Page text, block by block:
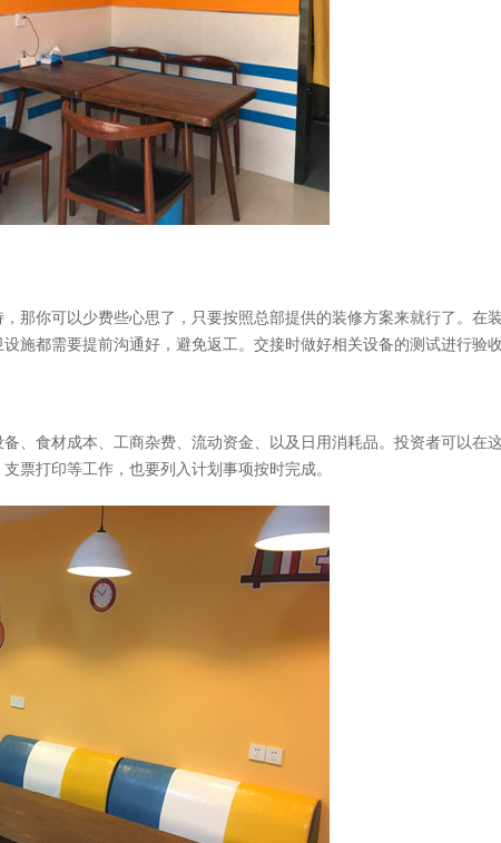
你可以少费些心思了，只要按照总部提供的装修方案来就行了。在
施都需要提前沟通好，避免返工。交接时做好相关设备的测试进行验
食材成本、工商杂费、流动资金、以及日用消耗品。投资者可以在
票打印等工作，也要列入计划事项按时完成。